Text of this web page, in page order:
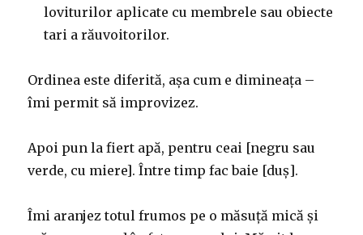
loviturilor aplicate cu membrele sau obiecte
tari a răuvoitorilor.
Ordinea este diferită, așa cum e dimineața –
îmi permit să improvizez.
Apoi pun la fiert apă, pentru ceai [negru sau
verde, cu miere]. Între timp fac baie [duș].
Îmi aranjez totul frumos pe o măsuță mică și